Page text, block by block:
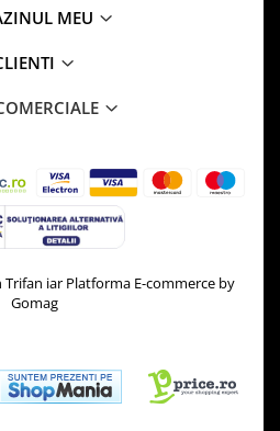
MEU
Trifan iar Platforma E-commerce by
Gomag